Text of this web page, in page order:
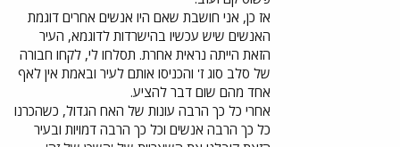
אז כן, אני חושבת שאם היו אנשים אחרים דוגמת
האנשים שיש עכשיו בהישרדות לדוגמא, העיר
הזאת הייתה נראית אחרת. תסלחו לי, לקחו חבורה
של סלב סוג ז' והכניסו אותם לעיר ובאמת אין לאף
אחד מהם שום דבר להציע.
אחרי כל כך הרבה עונות של האח הגדול, כשהכרנו
כל כך הרבה אנשים וכל כך הרבה דמויות ובעיר